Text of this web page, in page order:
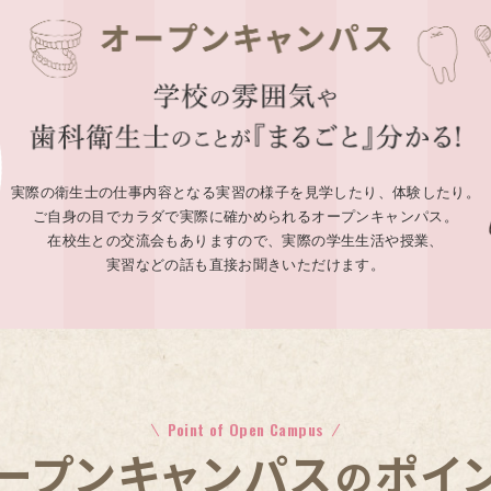
実際の衛生士の仕事内容となる実習の様子を見学したり、体験したり。
ご自身の目でカラダで実際に確かめられるオープンキャンパス。
在校生との交流会もありますので、実際の学生生活や授業、
実習などの話も直接お聞きいただけます。
Point of Open Campus
プンキャンパスのポイ